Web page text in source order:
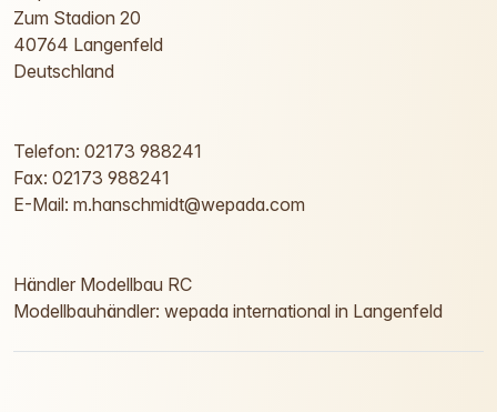
Zum Stadion 20
40764 Langenfeld
Deutschland
Telefon: 02173 988241
Fax: 02173 988241
E-Mail: m.hanschmidt@wepada.com
Händler Modellbau RC
Modellbauhändler: wepada international in Langenfeld